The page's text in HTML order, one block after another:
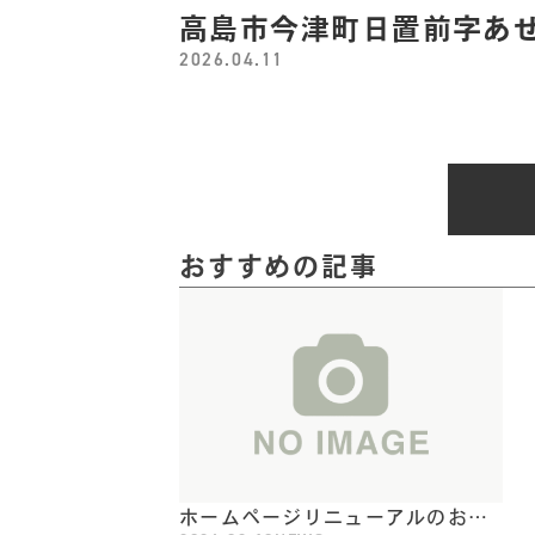
高島市今津町日置前字あ
2026.04.11
おすすめの記事
ホームページリニューアルのお知